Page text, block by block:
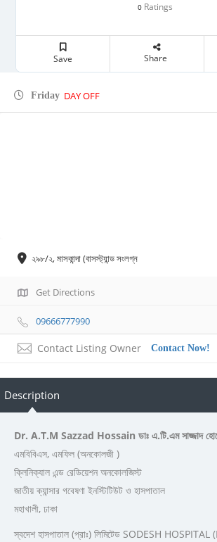
0 Ratings
Save Share
Friday DAY OFF
২৯৮/২, মাসকান্দা (বাসস্ট্যান্ড সংলগ্ন
Get Directions
09666777990
Contact Listing Owner Contact Now!
Description
Dr. A.T.M Sazzad Hossain ডাঃ এ.টি.এম সাজ্জাদ
এমবিবিএস, এমফিল (অনকোলজী )
ক্লিনিক্যাল এন্ড রেডিয়েশন অনকোলজিস্ট
জাতীয় ক্যান্সার গবেষণা ইনস্টিটিউট ও হাসপাতাল
মহাখালী, ঢাকা
স্বদেশ হাসপাতাল (প্রাঃ) লিমিটেড SODESH